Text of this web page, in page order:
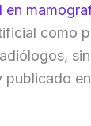
en
como
publicado